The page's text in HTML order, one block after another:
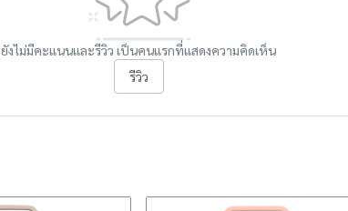
ยังไม่มีคะแนนและรีวิว เป็นคนแรกที่แสดงความคิดเห็น
รีวิว